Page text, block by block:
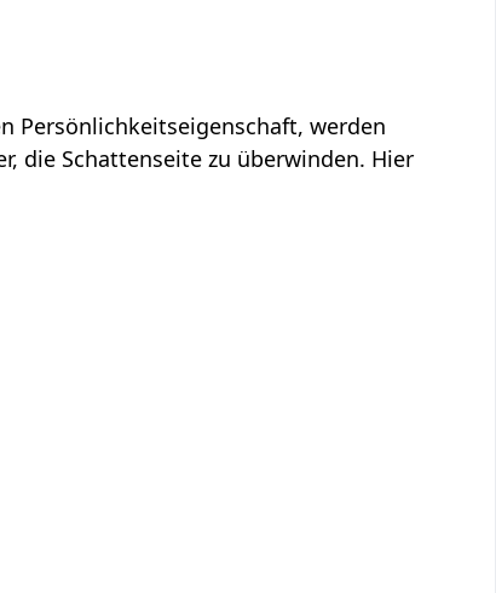
Persönlichkeitseigenschaft, werden
die Schattenseite zu überwinden. Hier